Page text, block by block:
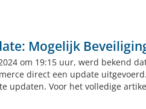
Mogelijk
om 19:15 uur, werd bekend
direct een update
updaten. Voor het volledige